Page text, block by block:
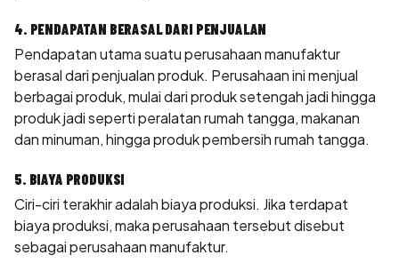
4. PENDAPATAN BERASAL DARI PENJUALAN
Pendapatan utama suatu perusahaan manufaktur
berasal dari penjualan produk. Perusahaan ini menjual
berbagai produk, mulai dari produk setengah jadi hingga
produk jadi seperti peralatan rumah tangga, makanan
dan minuman, hingga produk pembersih rumah tangga.
5. BIAYA PRODUKSI
Ciri-ciri terakhir adalah biaya produksi. Jika terdapat
biaya produksi, maka perusahaan tersebut disebut
sebagai perusahaan manufaktur.